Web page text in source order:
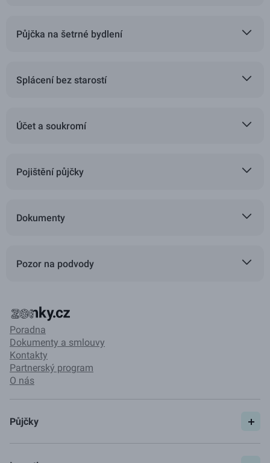
Půjčka na šetrné bydlení
Splácení bez starostí
Účet a soukromí
Pojištění půjčky
Dokumenty
Pozor na podvody
Poradna
Dokumenty a smlouvy
Kontakty
Partnerský program
O nás
Půjčky